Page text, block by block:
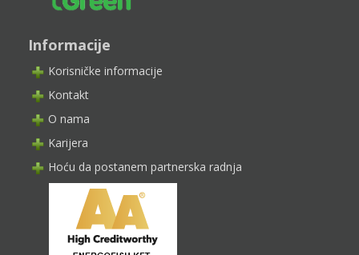
Informacije
Korisničke informacije
Kontakt
O nama
Karijera
Hoću da postanem partnerska radnja